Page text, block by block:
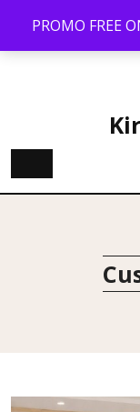
PROMO FREE
content